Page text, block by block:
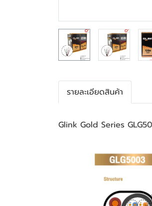
รายละเอียดสินค้า
Glink Gold Series